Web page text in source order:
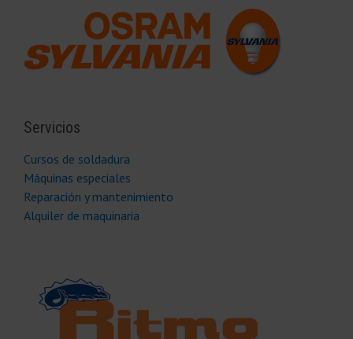
Servicios
Cursos de soldadura
Máquinas especiales
Reparación y mantenimiento
Alquiler de maquinaria